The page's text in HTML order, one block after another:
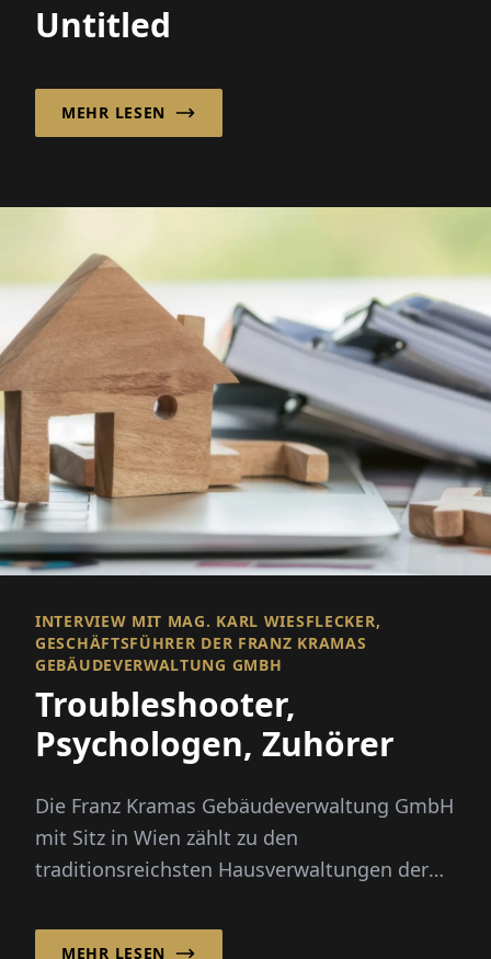
Untitled
MEHR LESEN
INTERVIEW MIT MAG. KARL WIESFLECKER,
GESCHÄFTSFÜHRER DER FRANZ KRAMAS
GEBÄUDEVERWALTUNG GMBH
Troubleshooter,
Psychologen, Zuhörer
Die Franz Kramas Gebäudeverwaltung GmbH
mit Sitz in Wien zählt zu den
traditionsreichsten Hausverwaltungen der
MEHR LESEN